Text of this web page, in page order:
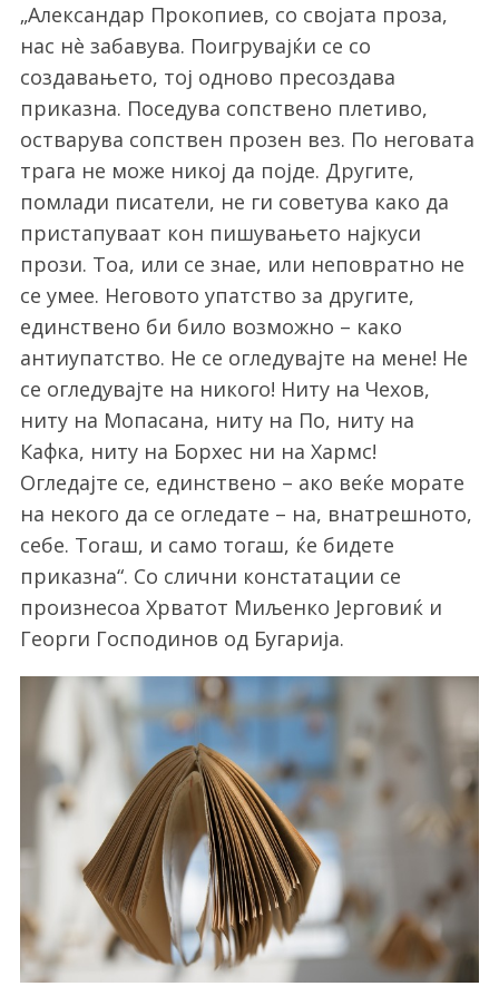
„Александар Прокопиев, со својата проза,
нас нè забавува. Поигрувајќи се со
создавањето, тој одново пресоздава
приказна. Поседува сопствено плетиво,
остварува сопствен прозен вез. По неговата
трага не може никој да појде. Другите,
помлади писатели, не ги советува како да
пристапуваат кон пишувањето најкуси
прози. Тоа, или се знае, или неповратно не
се умее. Неговото упатство за другите,
единствено би било возможно – како
антиупатство. Не се огледувајте на мене! Не
се огледувајте на никого! Ниту на Чехов,
ниту на Мопасана, ниту на По, ниту на
Кафка, ниту на Борхес ни на Хармс!
Огледајте се, единствено – ако веќе морате
на некого да се огледате – на, внатрешното,
себе. Тогаш, и само тогаш, ќе бидете
приказна“. Со слични констатации се
произнесоа Хрватот Миљенко Јерговиќ и
Георги Господинов од Бугарија.